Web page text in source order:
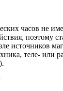
часов не
поэтому
источников
теле- или